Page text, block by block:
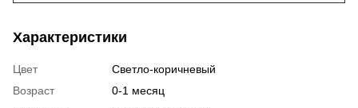
Характеристики
Цвет
Светло-коричневый
Возраст
0-1 месяц